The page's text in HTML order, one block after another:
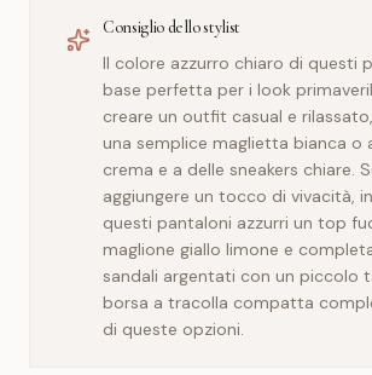
Consiglio dello stylist
Il colore azzurro chiaro di questi
base perfetta per i look
creare un outfit casual e
una semplice maglietta bianca o
crema e a delle sneakers chiare.
aggiungere un tocco di vivacità,
questi pantaloni azzurri un top
maglione giallo limone e
sandali argentati con un piccolo
borsa a tracolla compatta
di queste opzioni.